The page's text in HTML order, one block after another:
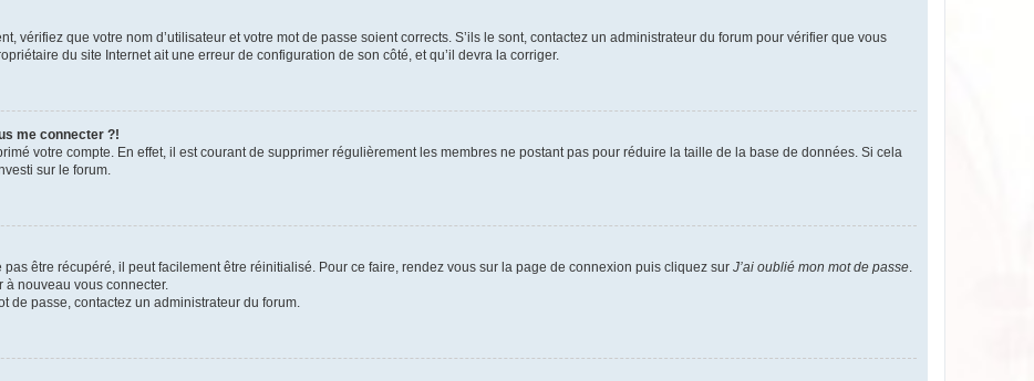
vérifiez que votre nom d’utilisateur et votre mot de passe soient corrects. S’ils le sont, contactez un administrateur du forum pour vérifier que vous
du site Internet ait une erreur de configuration de son côté, et qu’il devra la corriger.
me connecter ?!
votre compte. En effet, il est courant de supprimer régulièrement les membres ne postant pas pour réduire la taille de la base de données. Si cela
sur le forum.
être récupéré, il peut facilement être réinitialisé. Pour ce faire, rendez vous sur la page de connexion puis cliquez sur J’ai oublié mon mot de passe
nouveau vous connecter.
de passe, contactez un administrateur du forum.